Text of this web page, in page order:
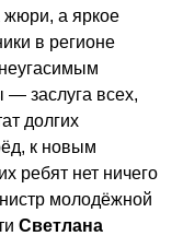
жюри, а яркое
в регионе
— заслуга всех,
долгих
к новым
ребят нет ничего
молодёжной
Светлана